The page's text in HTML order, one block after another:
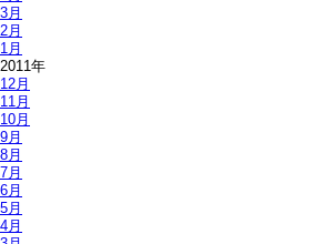
3月
2月
1月
2011年
12月
11月
10月
9月
8月
7月
6月
5月
4月